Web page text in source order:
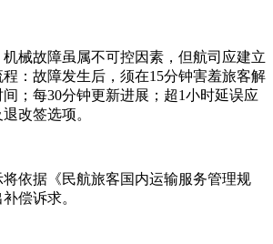
械故障虽属不可控因素，但航司应建立
：故障发生后，须在15分钟害羞旅客解
；每30分钟更新进展；超1小时延误应
改签选项。
依据《民航旅客国内运输服务管理规
偿诉求。